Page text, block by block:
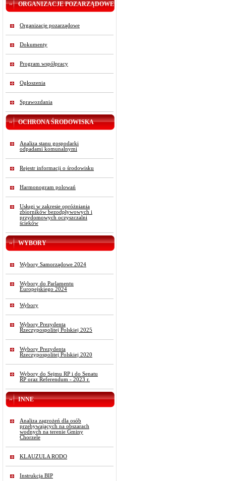
ORGANIZACJE POZARZĄDOWE
Organizacje pozarządowe
Dokumenty
Program współpracy
Ogłoszenia
Sprawozdania
OCHRONA ŚRODOWISKA
Analiza stanu gospodarki
odpadami komunalnymi
Rejestr informacji o środowisku
Harmonogram polowań
Usługi w zakresie opróżniania
zbiorników bezodpływowych i
przydomowych oczyszczalni
ścieków
WYBORY
Wybory Samorządowe 2024
Wybory do Parlamentu
Europejskiego 2024
Wybory
Wybory Prezydenta
Rzeczypospolitej Polskiej 2025
Wybory Prezydenta
Rzeczypospolitej Polskiej 2020
Wybory do Sejmu RP i do Senatu
RP oraz Referendum - 2023 r.
INNE
Analiza zagrożeń dla osób
przebywających na obszarach
wodnych na terenie Gminy
Chorzele
KLAUZULA RODO
Instrukcja BIP